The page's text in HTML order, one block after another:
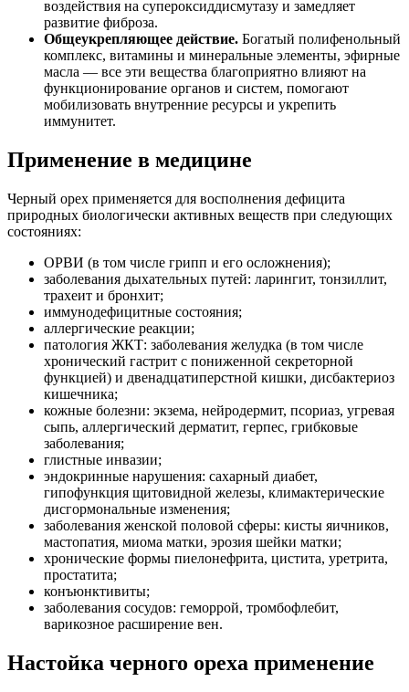
воздействия на супероксиддисмутазу и замедляет
развитие фиброза.
Общеукрепляющее действие. Богатый полифенольный
комплекс, витамины и минеральные элементы, эфирные
масла — все эти вещества благоприятно влияют на
функционирование органов и систем, помогают
мобилизовать внутренние ресурсы и укрепить
иммунитет.
Применение в медицине
Черный орех применяется для восполнения дефицита
природных биологически активных веществ при следующих
состояниях:
ОРВИ (в том числе грипп и его осложнения);
заболевания дыхательных путей: ларингит, тонзиллит,
трахеит и бронхит;
иммунодефицитные состояния;
аллергические реакции;
патология ЖКТ: заболевания желудка (в том числе
хронический гастрит с пониженной секреторной
функцией) и двенадцатиперстной кишки, дисбактериоз
кишечника;
кожные болезни: экзема, нейродермит, псориаз, угревая
сыпь, аллергический дерматит, герпес, грибковые
заболевания;
глистные инвазии;
эндокринные нарушения: сахарный диабет,
гипофункция щитовидной железы, климактерические
дисгормональные изменения;
заболевания женской половой сферы: кисты яичников,
мастопатия, миома матки, эрозия шейки матки;
хронические формы пиелонефрита, цистита, уретрита,
простатита;
конъюнктивиты;
заболевания сосудов: геморрой, тромбофлебит,
варикозное расширение вен.
Настойка черного ореха применение